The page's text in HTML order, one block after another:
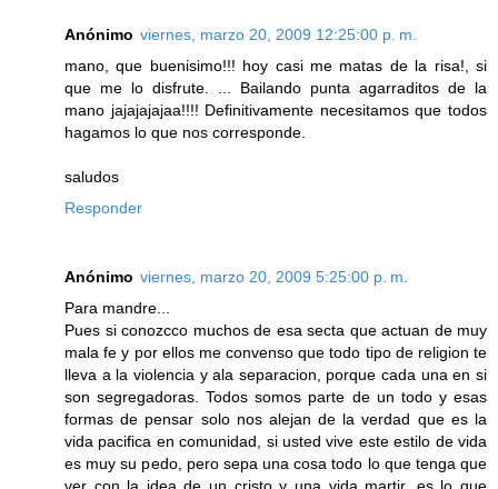
Anónimo viernes, marzo 20, 2009 12:25:00 p. m.
mano, que buenisimo!!! hoy casi me matas de la risa!, si
que me lo disfrute. ... Bailando punta agarraditos de la
mano jajajajajaa!!!! Definitivamente necesitamos que todos
hagamos lo que nos corresponde.
saludos
Responder
Anónimo viernes, marzo 20, 2009 5:25:00 p. m.
Para mandre...
Pues si conozcco muchos de esa secta que actuan de muy
mala fe y por ellos me convenso que todo tipo de religion te
lleva a la violencia y ala separacion, porque cada una en si
son segregadoras. Todos somos parte de un todo y esas
formas de pensar solo nos alejan de la verdad que es la
vida pacifica en comunidad, si usted vive este estilo de vida
es muy su pedo, pero sepa una cosa todo lo que tenga que
ver con la idea de un cristo y una vida martir, es lo que